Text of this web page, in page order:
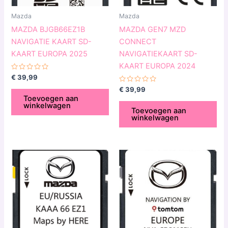
Mazda
MAZDA BJGB66EZ1B
NAVIGATIE KAART SD-
KAART EUROPA 2025
Gewaardeerd
uit
€ 39,99
Toevoegen aan
winkelwagen
Mazda
MAZDA GEN7 MZD
CONNECT
NAVIGATIEKAART SD-
KAART EUROPA 2024
Gewaardeerd
uit
€ 39,99
Toevoegen aan
winkelwagen